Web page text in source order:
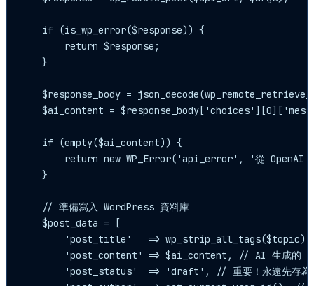
    if (is_wp_error($response)) {
        return $response;
    }
$response_body =
$ai_content =
    if (empty($ai_content)) {
return new WP_Error('api_error', '從 OpenAI
    }
    // 準備寫入 WordPress 資料庫
    $post_data = [
'post_title'   => wp_strip_all_tags($topic),
'post_content' => $ai_content, // AI 生成的
'post_status'  => 'draft', // 重要！永遠先存為